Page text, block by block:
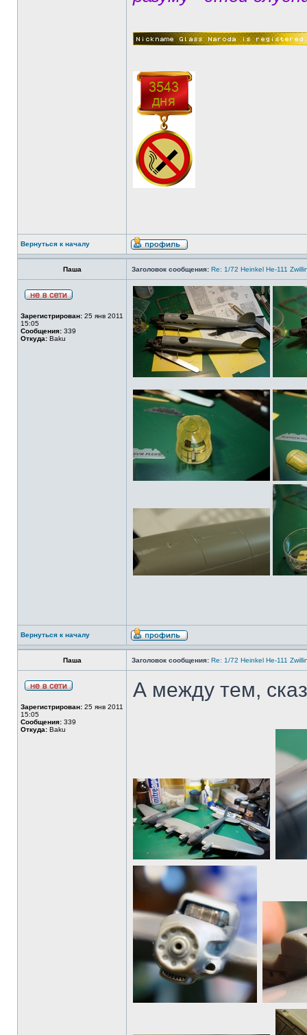
Вернуться к началу
Паша Заголовок сообщения: Re: 1/72 Heinkel He-111
Зарегистрирован: 25 янв 2011
15:05
Сообщения: 339
Откуда: Baku
Вернуться к началу
Паша Заголовок сообщения: Re: 1/72 Heinkel He-111
Зарегистрирован: 25 янв 2011
15:05
Сообщения: 339
Откуда: Baku
А между тем,